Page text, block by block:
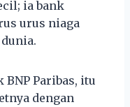
ia bank
urus niaga
BNP Paribas, itu
dengan